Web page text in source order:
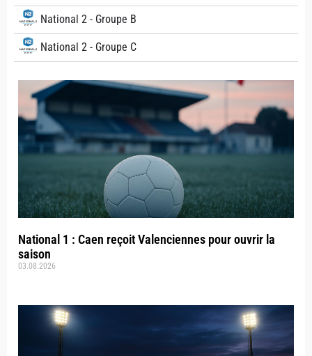
National 2 - Groupe B
National 2 - Groupe C
National 1 : Caen reçoit Valenciennes pour ouvrir la
saison
03.08.2026